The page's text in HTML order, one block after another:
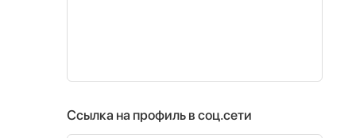
Ссылка на профиль в соц.сети